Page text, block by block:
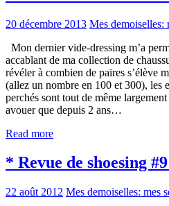
20 décembre 2013 Mes demoiselles:
Mon dernier vide-dressing m’a
accablant de ma collection de
révéler à combien de paires s’élève
(allez un nombre en 100 et 300), les
perchés sont tout de même
avouer que depuis 2 ans…
Read more
* Revue de shoesing
22 août 2012 Mes demoiselles: mes